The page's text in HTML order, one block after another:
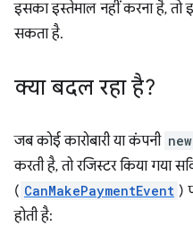
इसका इस्तेमाल नहीं करना है, तो
सकता है.
क्या बदल रहा है?
जब कोई कारोबारी या कंपनी
करती है, तो रजिस्टर किया गया
( CanMakePaymentEvent )
होती है: